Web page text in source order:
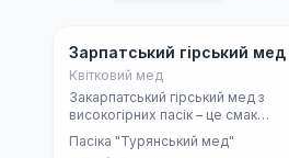
Мед та бджільництво
Зарпатський гірський мед
Квітковий мед
Закарпатський гірський мед з
високогірних пасік – це смак
Карпат у натуральному вигляді.
Його збирає карпатська бджола
Пасіка "Турянський мед"